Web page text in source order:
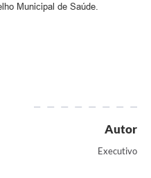
Municipal de Saúde.
Autor
Executivo